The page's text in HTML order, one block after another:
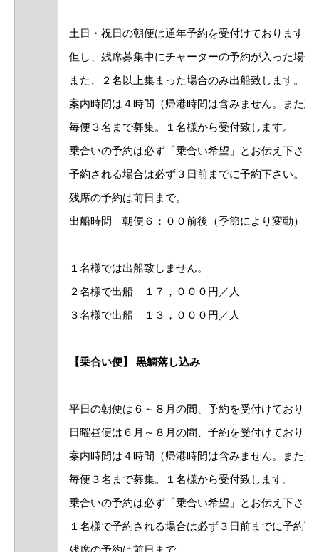
土日・祝日の朝便は通年予約を受付けております。
但し、残席募集中にチャーターの予約が入った場
また、２名以上集まった場合のみ出船致します。
案内時間は４時間（帰港時間は含みません。また
毎便３名まで募集。１名様から受付致します。
乗合いの予約は必ず「乗合い希望」とお伝え下さい
予約される場合は必ず３日前までに予約下さい。（
残席の予約は前日まで。
出船時間 朝便６：００前後（季節により変動）
１名様では出船致しません。
２名様で出船 １７，０００円／人
３名様で出船 １３，０００円／人
【乗合い便】 黒鯛落し込み
平日の朝便は６～８月の間、予約を受付けておりま
日曜昼便は６月～８月の間、予約を受付けておりま
案内時間は４時間（帰港時間は含みません。また
毎便３名まで募集。１名様から受付致します。
乗合いの予約は必ず「乗合い希望」とお伝え下さい
１名様で予約される場合は必ず３日前までに予約